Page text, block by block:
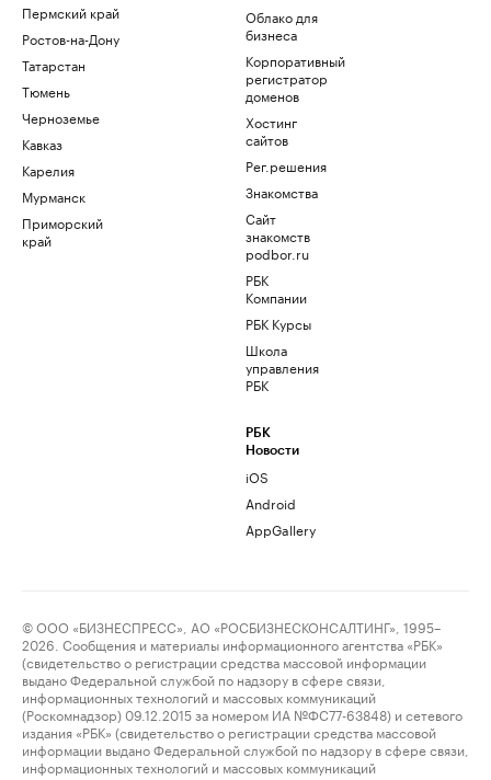
Пермский край
Ростов-на-Дону
Татарстан
Тюмень
Черноземье
Кавказ
Карелия
Мурманск
Приморский
край
Облако для
бизнеса
Корпоративный
регистратор
доменов
Хостинг
сайтов
Рег.решения
Знакомства
Сайт
знакомств
podbor.ru
РБК
Компании
РБК Курсы
Школа
управления
РБК
РБК
Новости
iOS
Android
AppGallery
© ООО «БИЗНЕСПРЕСС», АО «РОСБИЗНЕСКОНСАЛТИНГ», 1995–
2026. Сообщения и материалы информационного агентства «РБК»
(свидетельство о регистрации средства массовой информации
выдано Федеральной службой по надзору в сфере связи,
информационных технологий и массовых коммуникаций
(Роскомнадзор) 09.12.2015 за номером ИА №ФС77-63848) и сетевого
издания «РБК» (свидетельство о регистрации средства массовой
информации выдано Федеральной службой по надзору в сфере связи,
информационных технологий и массовых коммуникаций